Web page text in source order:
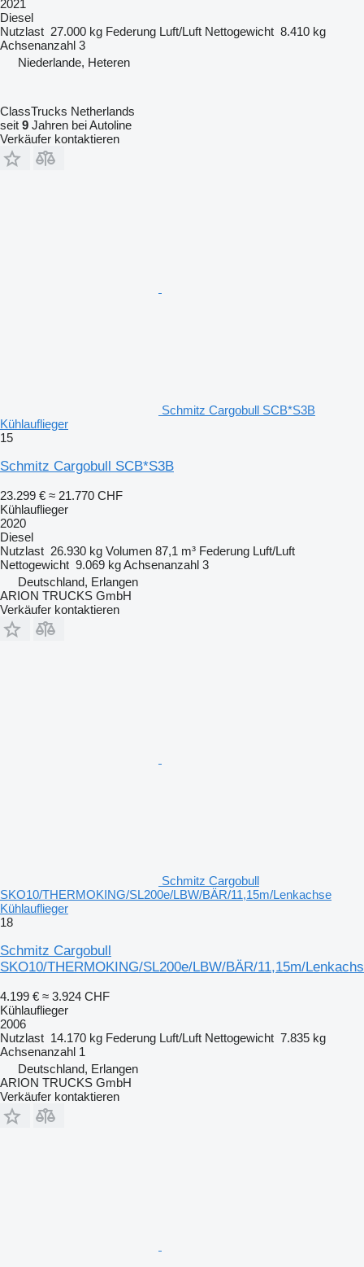
2021
Diesel
Nutzlast 27.000 kg Federung Luft/Luft Nettogewicht 8.410 kg
Achsenanzahl 3
Niederlande, Heteren
ClassTrucks Netherlands
seit 9 Jahren bei Autoline
Verkäufer kontaktieren
Schmitz Cargobull SCB*S3B
Kühlauflieger
15
Schmitz Cargobull SCB*S3B
23.299 € ≈ 21.770 CHF
Kühlauflieger
2020
Diesel
Nutzlast 26.930 kg Volumen 87,1 m³ Federung Luft/Luft
Nettogewicht 9.069 kgAchsenanzahl 3
Deutschland, Erlangen
ARION TRUCKS GmbH
Verkäufer kontaktieren
Schmitz Cargobull
SKO10/THERMOKING/SL200e/LBW/BÄR/11,15m/Lenkachse
Kühlauflieger
18
Schmitz Cargobull
SKO10/THERMOKING/SL200e/LBW/BÄR/11,15m/
4.199 € ≈ 3.924 CHF
Kühlauflieger
2006
Nutzlast 14.170 kg Federung Luft/Luft Nettogewicht 7.835 kg
Achsenanzahl 1
Deutschland, Erlangen
ARION TRUCKS GmbH
Verkäufer kontaktieren